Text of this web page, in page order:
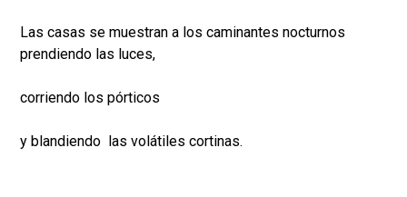
Las casas se muestran a los caminantes nocturnos
prendiendo las luces,
corriendo los pórticos
y blandiendo las volátiles cortinas.